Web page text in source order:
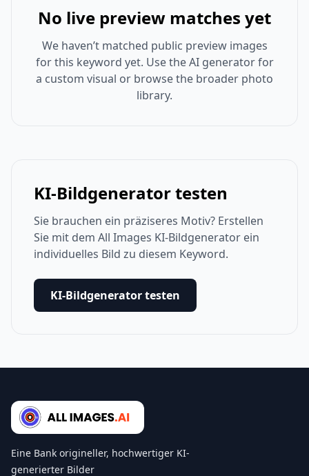
No live preview matches yet
We haven’t matched public preview images
for this keyword yet. Use the AI generator for
a custom visual or browse the broader photo
library.
KI-Bildgenerator testen
Sie brauchen ein präziseres Motiv? Erstellen
Sie mit dem All Images KI-Bildgenerator ein
individuelles Bild zu diesem Keyword.
KI-Bildgenerator testen
Eine Bank origineller, hochwertiger KI-
generierter Bilder